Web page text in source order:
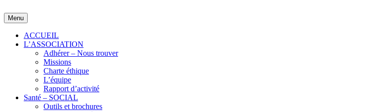
to
content
Menu
ACCUEIL
L’ASSOCIATION
Adhérer – Nous trouver
Missions
Charte éthique
L’équipe
Rapport d’activité
Santé – SOCIAL
Outils et brochures